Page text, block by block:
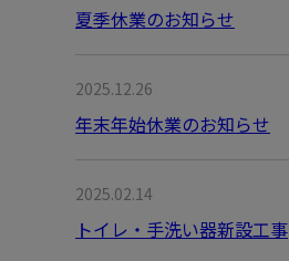
夏季休業のお知らせ
2025.12.26
年末年始休業のお知らせ
2025.02.14
トイレ・手洗い器新設工事